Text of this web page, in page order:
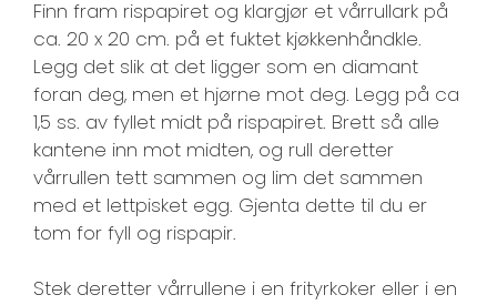
Finn fram rispapiret og klargjør et vårrullark på
ca. 20 x 20 cm. på et fuktet kjøkkenhåndkle.
Legg det slik at det ligger som en diamant
foran deg, men et hjørne mot deg. Legg på ca
1,5 ss. av fyllet midt på rispapiret. Brett så alle
kantene inn mot midten, og rull deretter
vårrullen tett sammen og lim det sammen
med et lettpisket egg. Gjenta dette til du er
tom for fyll og rispapir.
Stek deretter vårrullene i en frityrkoker eller i en